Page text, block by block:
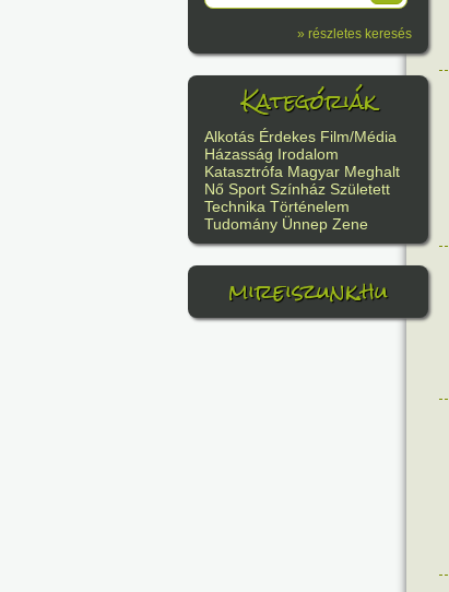
» részletes keresés
Kategóriák
Alkotás Érdekes Film/Média
Házasság Irodalom
Katasztrófa Magyar Meghalt
Nő Sport Színház Született
Technika Történelem
Tudomány Ünnep Zene
mireiszunk.hu